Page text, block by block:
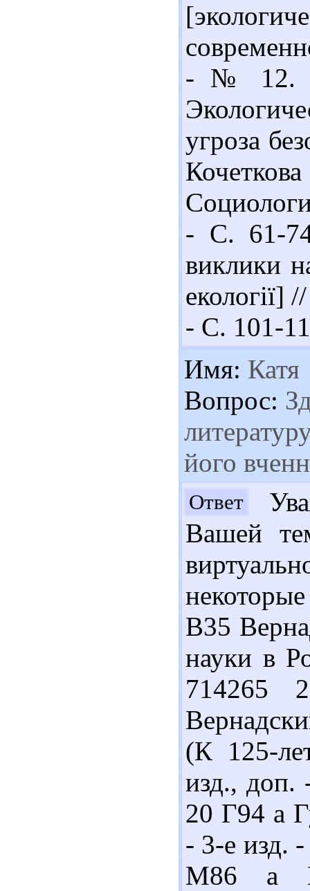
- № 12. -
угроза
- С. 61-
виклики
- С. 101-
Имя: Катя
Вопрос:
його
Ответ
Вашей
В35
науки в
714265
(К 125-
изд.,
20 Г94 а
- 3-е изд.
М86 а